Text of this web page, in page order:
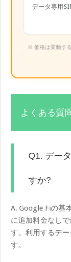
データ専用
※ 価格は変動す
よくある質
Q1. デー
すか?
A. Google Fiの基
に追加料金なし
す。利用するデ
す。